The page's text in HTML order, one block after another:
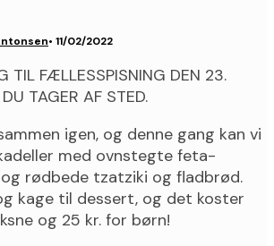
• 11/02/2022
TIL FÆLLESSPISNING DEN 23.
TAGER AF STED.
igen, og denne gang kan vi
med ovnstegte feta-
rødbede tzatziki og fladbrød.
kage til dessert, og det koster
og 25 kr. for børn!